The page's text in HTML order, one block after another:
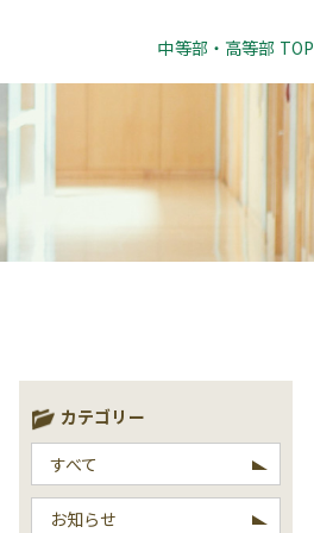
中等部・高等部 TOP
カテゴリー
すべて
お知らせ